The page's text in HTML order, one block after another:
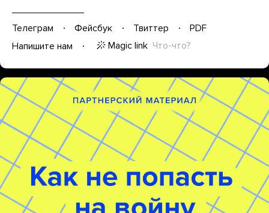
Телеграм Фейсбук Твиттер
PDF
Напишите нам
Magic link Что-что?